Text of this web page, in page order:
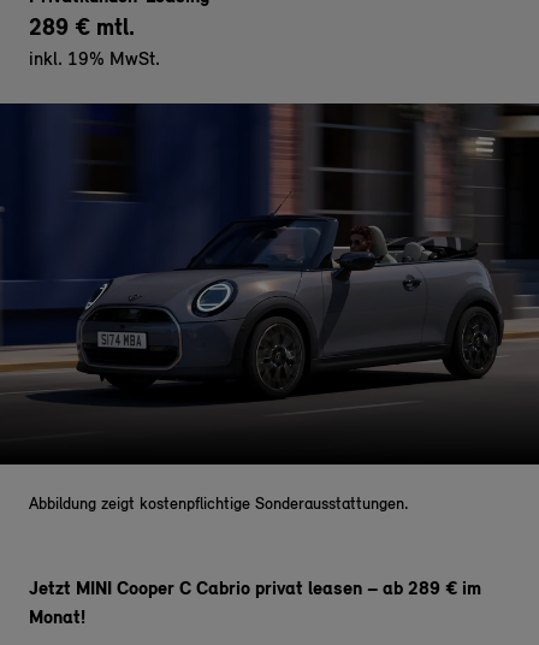
289 € mtl.
inkl. 19% MwSt.
Abbildung zeigt kostenpflichtige Sonderausstattungen.
Jetzt MINI Cooper C Cabrio privat leasen – ab 289 € im
Monat!